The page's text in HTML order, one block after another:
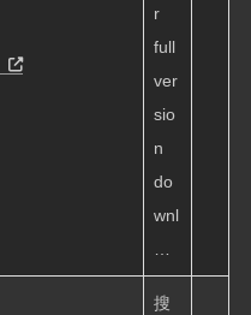
r
full
ver
sio
n
do
wnl
搜